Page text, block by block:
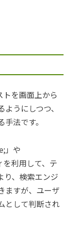
トを画面上から
うにしつつ、
法です。
」や
利用して、テ
り、検索エンジ
ますが、ユーザ
として判断され